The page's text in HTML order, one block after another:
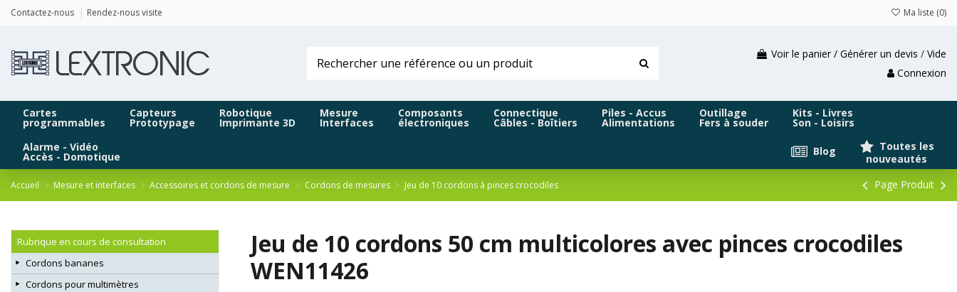
Contactez-nous Rendez-nous visite Ma liste (0)
Voir le panier / Générer un devis / Vide
Connexion
Cartes
programmables
Capteurs
Prototypage
Robotique
Imprimante 3D
Mesure
Interfaces
Composants
électroniques
Connectique
Câbles - Boîtiers
Piles - Accus
Alimentations
Outillage
Fers à souder
Kits - Livres
Son - Loisirs
Alarme - Vidéo
Accès - Domotique
Toutes les
nouveautés
Blog
Accueil Mesure et interfaces Accessoires et cordons de mesure Cordons de mesures Jeu de 10 cordons à pinces crocodiles Page Produit
Jeu de 10 cordons 50 cm multicolores avec pinces crocodiles
WEN11426
Rubrique en cours de consultation
Cordons bananes
Cordons pour multimètres
Panneau de gestion des cookies